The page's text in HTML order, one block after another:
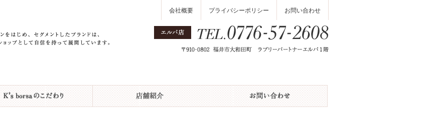
会社概要 プライバシーポリシー お問い合わせ